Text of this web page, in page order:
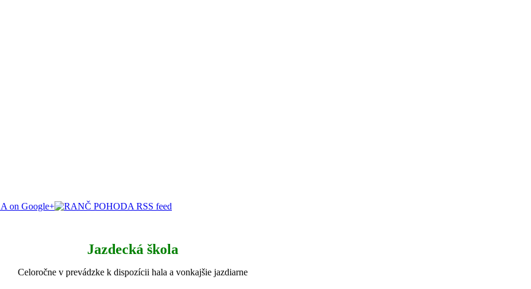
Jazdecká škola
Celoročne v prevádzke k dispozícii hala a vonkajšie jazdiarne